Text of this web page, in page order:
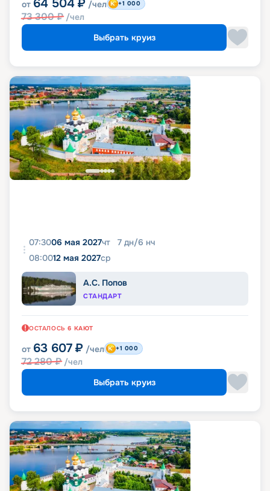
от 64 504 ₽ /чел
73 300₽ /чел
+1 000
Выбрать круиз
07:3006 мая 2027чт 7 дн/6 нч
08:0012 мая 2027ср
А.С. Попов
СТАНДАРТ
ОСТАЛОСЬ 6 КАЮТ
от 63 607 ₽ /чел
72 280₽ /чел
+1 000
Выбрать круиз